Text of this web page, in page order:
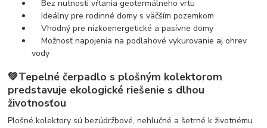
Bez nutnosti vŕtania geotermálneho vrtu
Ideálny pre rodinné domy s väčším pozemkom
Vhodný pre nízkoenergetické a pasívne domy
Možnosť napojenia na podlahové vykurovanie aj ohrev
vody
💚Tepelné čerpadlo s plošným kolektorom
predstavuje ekologické riešenie s dlhou
životnosťou
Plošné kolektory sú bezúdržbové, nehlučné a šetrné k životnému